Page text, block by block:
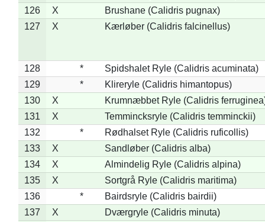
126
X
Brushane (Calidris pugnax)
127
X Kærløber (Calidris falcinellus)
128 *
Spidshalet Ryle (Calidris acuminata)
129
*
Klireryle (Calidris himantopus)
130
X
Krumnæbbet Ryle (Calidris
131
X
Temmincksryle (Calidris temminckii)
132
*
Rødhalset Ryle (Calidris ruficollis)
133
X
Sandløber (Calidris alba)
134
X
Almindelig Ryle (Calidris alpina)
135
X
Sortgrå Ryle (Calidris maritima)
136
*
Bairdsryle (Calidris bairdii)
137
X
Dværgryle (Calidris minuta)